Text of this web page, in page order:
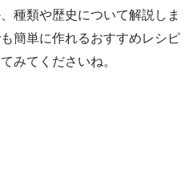
種類や歴史について解説しま
簡単に作れるおすすめレシピ
みてくださいね。